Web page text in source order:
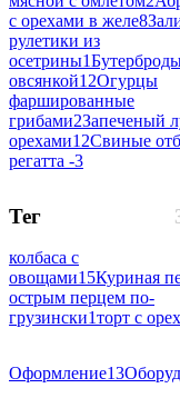
с орехами в желе8
рулетики из
осетрины1
овсянкой12Огурцы
фаршированные
грибами2Запеченый
орехами12Свиные
регатта -3
Тег
колбаса с
овощами15Куриная
острым перцем по-
грузински1торт с
Оформление13